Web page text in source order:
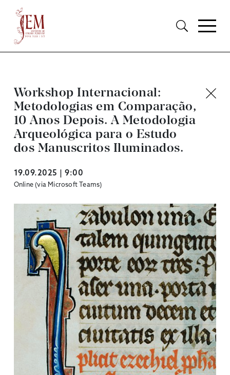
Workshop Internacional:
Metodologias em Comparação,
10 Anos Depois. A Metodologia
Arqueológica para o Estudo
dos Manuscritos Iluminados.
19.09.2025 | 9:00
Online (via Microsoft Teams)